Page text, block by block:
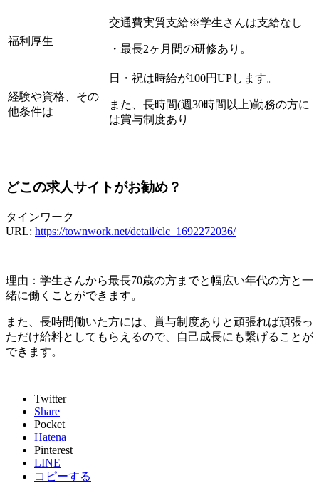
福利厚生
交通費実質支給※学生さんは支給なし
・最長2ヶ月間の研修あり。
経験や資格、その
他条件は
日・祝は時給が100円UPします。
また、長時間(週30時間以上)勤務の方に
は賞与制度あり
どこの求人サイトがお勧め？
タインワーク
URL: https://townwork.net/detail/clc_1692272036/
理由：学生さんから最長70歳の方までと幅広い年代の方と一
緒に働くことができます。
また、長時間働いた方には、賞与制度ありと頑張れば頑張っ
ただけ給料としてもらえるので、自己成長にも繋げることが
できます。
Twitter
Share
Pocket
Hatena
Pinterest
LINE
コピーする